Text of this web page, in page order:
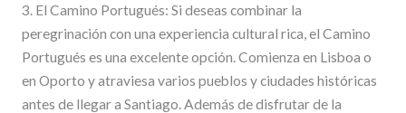
3. El Camino Portugués: Si deseas combinar la
peregrinación con una experiencia cultural rica, el Camino
Portugués es una excelente opción. Comienza en Lisboa o
en Oporto y atraviesa varios pueblos y ciudades históricas
antes de llegar a Santiago. Además de disfrutar de la